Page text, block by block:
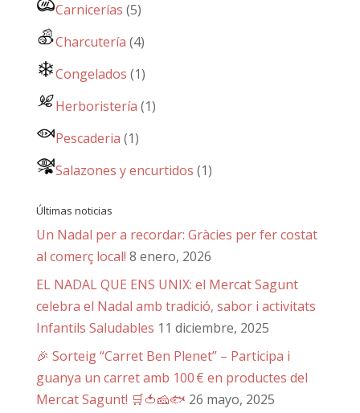
Carnicerías (5)
Charcutería (4)
Congelados (1)
Herboristería (1)
Pescaderia (1)
Salazones y encurtidos (1)
Últimas noticias
Un Nadal per a recordar: Gràcies per fer costat
al comerç local! 8 enero, 2026
EL NADAL QUE ENS UNIX: el Mercat Sagunt
celebra el Nadal amb tradició, sabor i activitats
Infantils Saludables 11 diciembre, 2025
🎉 Sorteig “Carret Ben Plenet” – Participa i
guanya un carret amb 100 € en productes del
Mercat Sagunt! 🛒🍅🧀🐟 26 mayo, 2025